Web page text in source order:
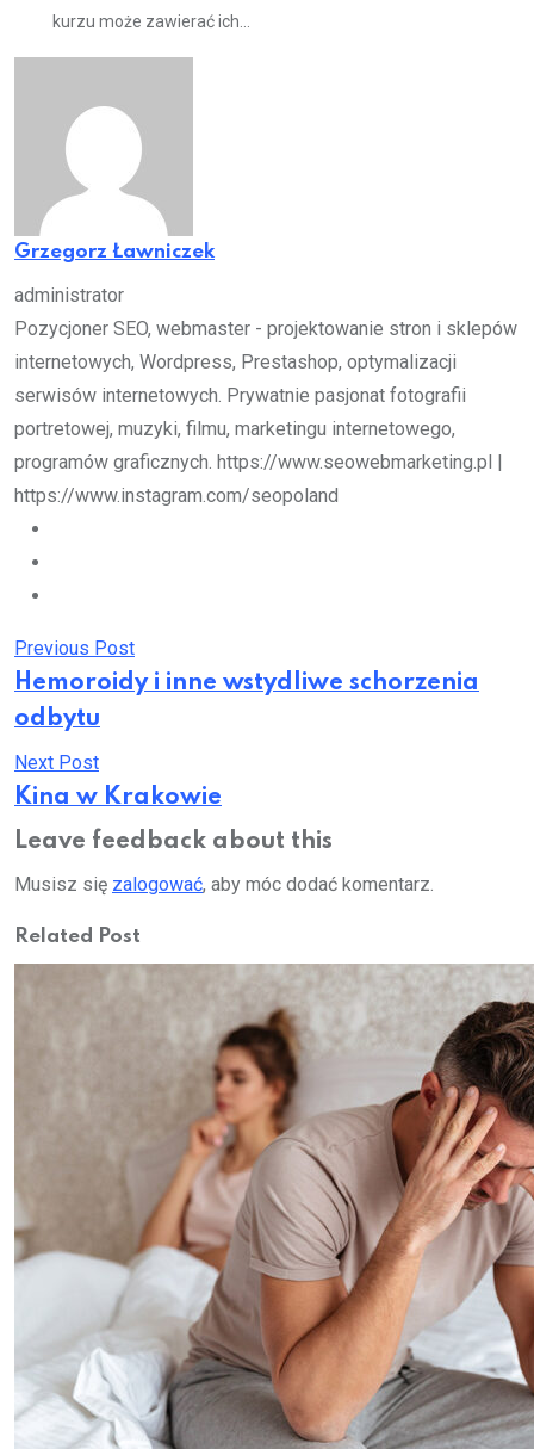
kurzu może zawierać ich...
Grzegorz Ławniczek
administrator
Pozycjoner SEO, webmaster - projektowanie stron i sklepów
internetowych, Wordpress, Prestashop, optymalizacji
serwisów internetowych. Prywatnie pasjonat fotografii
portretowej, muzyki, filmu, marketingu internetowego,
programów graficznych. https://www.seowebmarketing.pl |
https://www.instagram.com/seopoland
Previous Post
Hemoroidy i inne wstydliwe schorzenia
odbytu
Next Post
Kina w Krakowie
Leave feedback about this
Musisz się zalogować, aby móc dodać komentarz.
Related Post